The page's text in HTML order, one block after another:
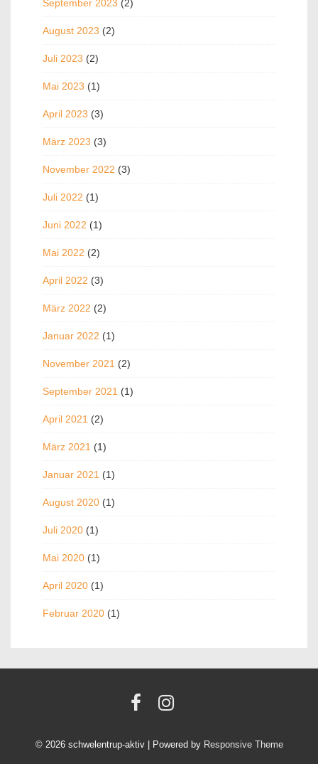
September 2023 (2)
August 2023 (2)
Juli 2023 (2)
Mai 2023 (1)
April 2023 (3)
März 2023 (3)
November 2022 (3)
Juli 2022 (1)
Juni 2022 (1)
Mai 2022 (2)
April 2022 (3)
März 2022 (2)
Januar 2022 (1)
November 2021 (2)
September 2021 (1)
April 2021 (2)
März 2021 (1)
Januar 2021 (1)
August 2020 (1)
Juli 2020 (1)
Mai 2020 (1)
April 2020 (1)
Februar 2020 (1)
© 2026 schwelentrup-aktiv | Powered by Responsive Theme